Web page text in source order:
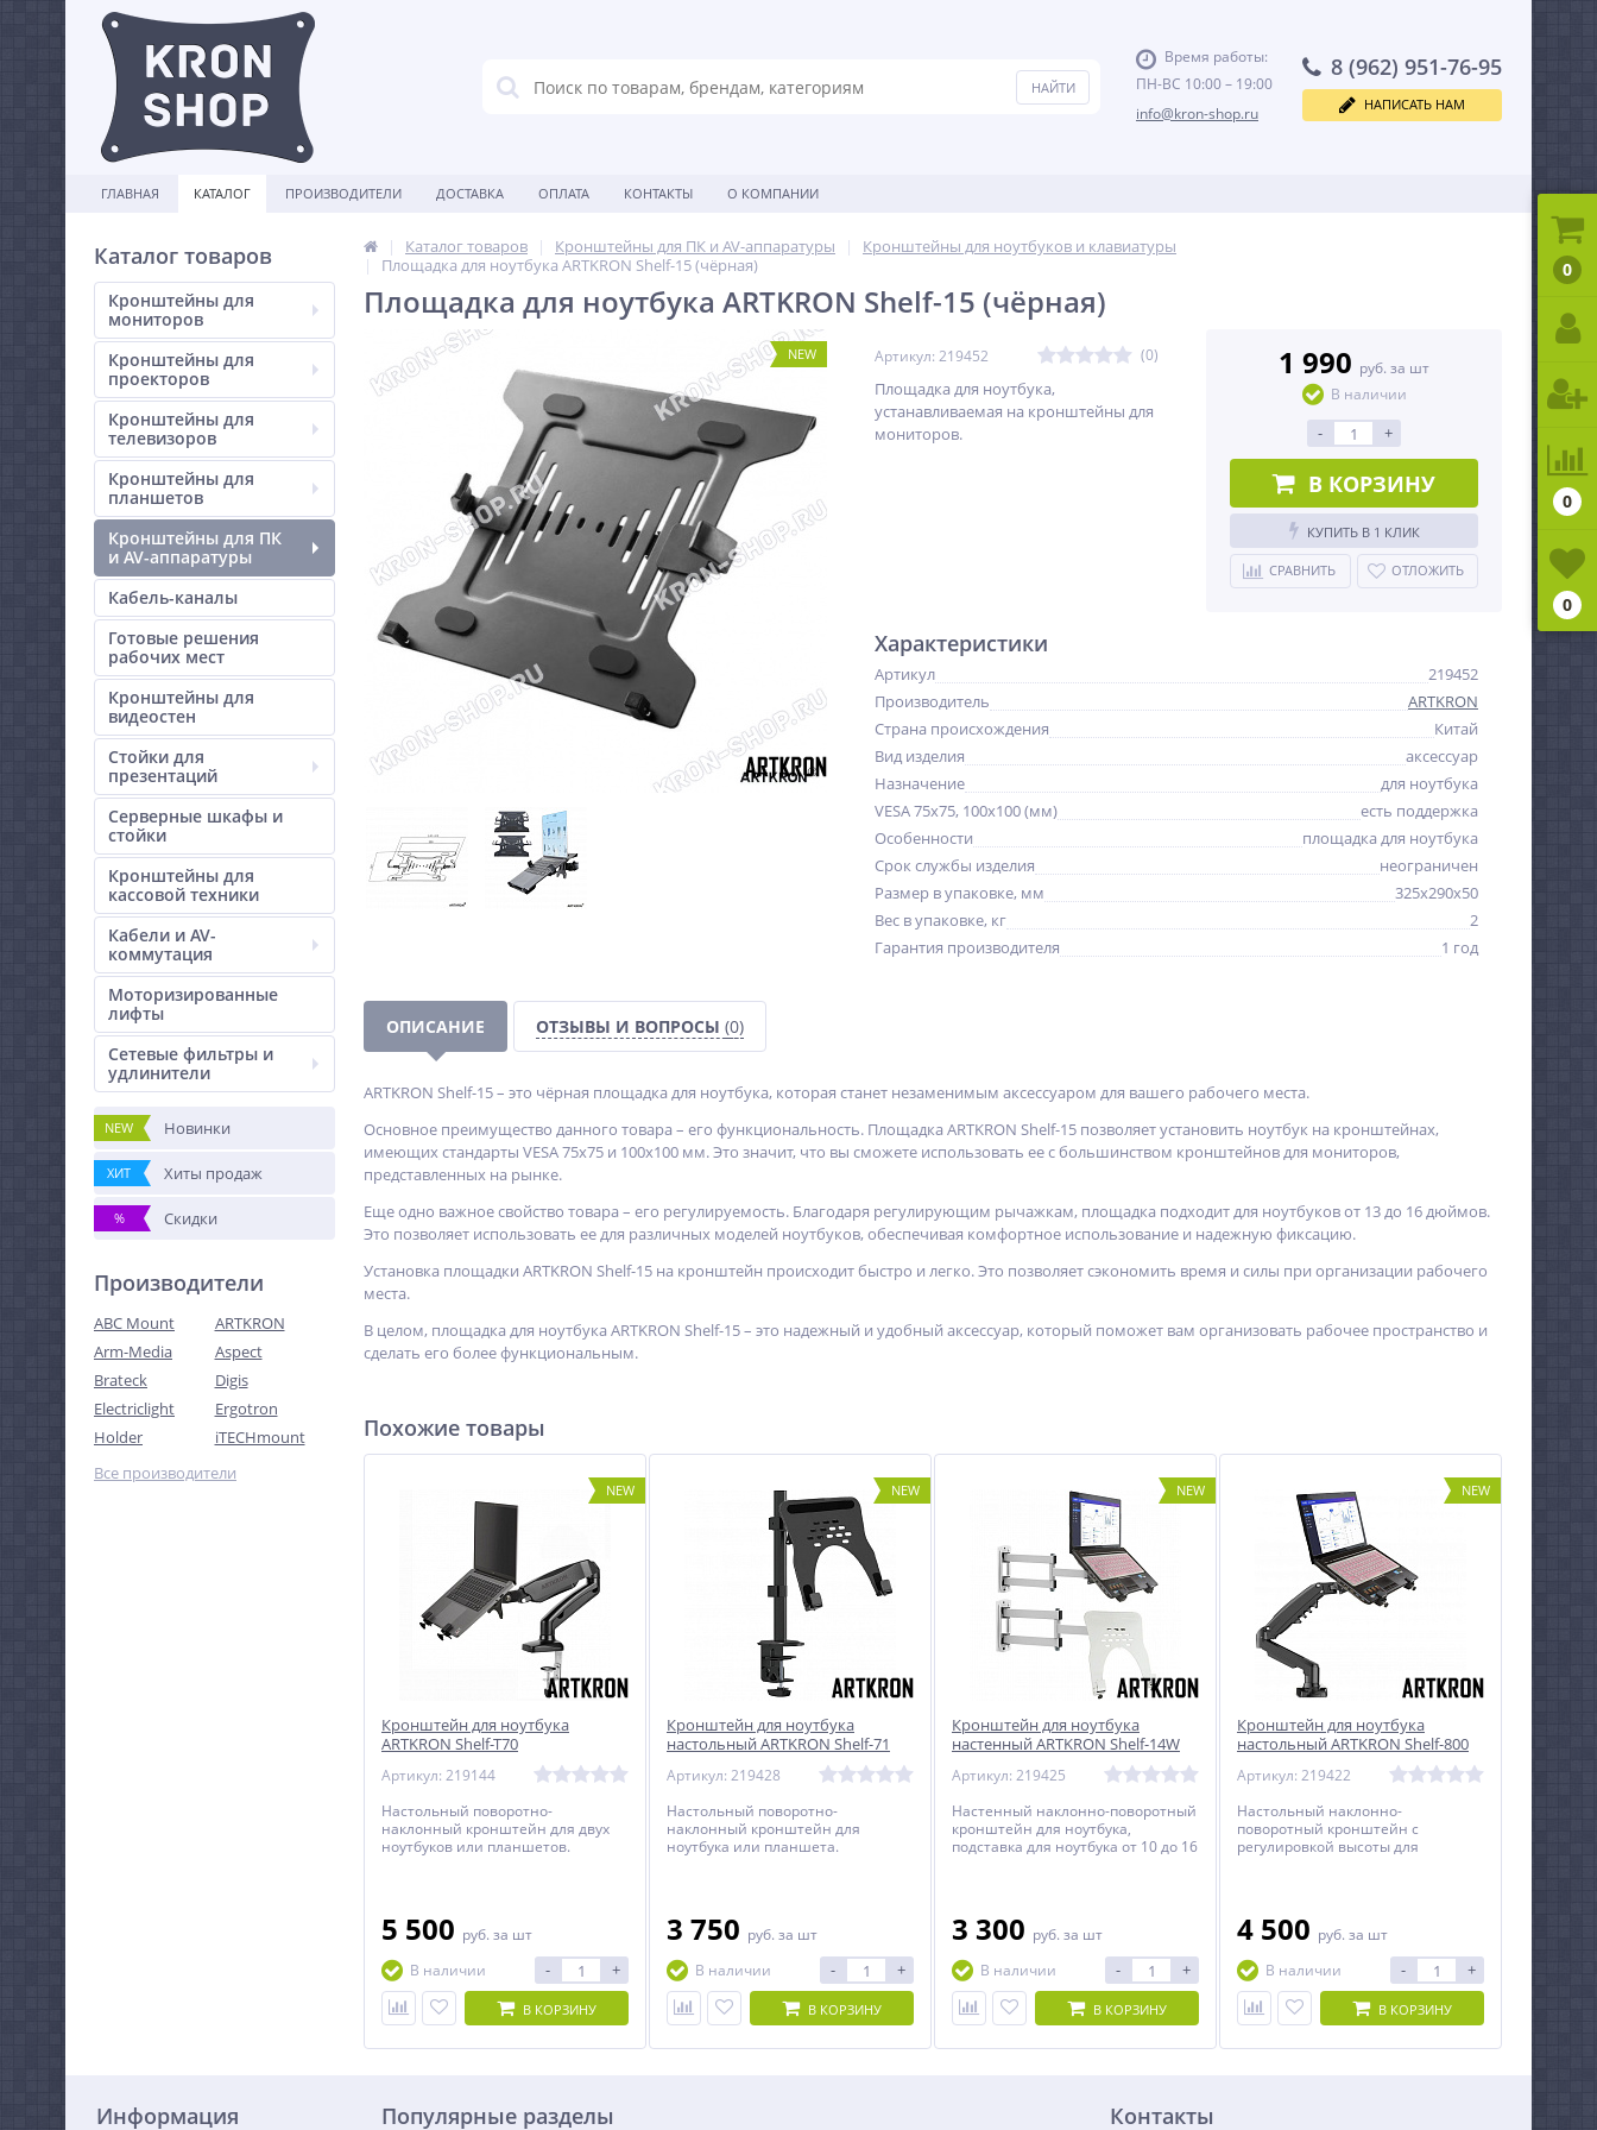
Время работы:
ПН-ВС 10:00 – 19:00
info@kron-shop.ru
8 (962) 951-76-95
НАПИСАТЬ НАМ
ГЛАВНАЯ КАТАЛОГ ПРОИЗВОДИТЕЛИ ДОСТАВКА ОПЛАТА КОНТАКТЫ О КОМПАНИИ
Каталог товаров
Кронштейны для
мониторов
Кронштейны для
проекторов
Кронштейны для
телевизоров
Кронштейны для
планшетов
Кронштейны для ПК
и AV-аппаратуры
Кабель-каналы
Готовые решения
рабочих мест
Кронштейны для
видеостен
Стойки для
презентаций
Серверные шкафы и
стойки
Кронштейны для
кассовой техники
Кабели и AV-
коммутация
Моторизированные
лифты
Сетевые фильтры и
удлинители
NEW Новинки
ХИТ Хиты продаж
% Скидки
Производители
ABC Mount
ARTKRON
Arm-Media
Aspect
Brateck
Digis
Electriclight
Ergotron
Holder
iTECHmount
Все производители
Каталог товаров Кронштейны для ПК и AV-аппаратуры
Кронштейны для ноутбуков и клавиатуры
Площадка для ноутбука ARTKRON Shelf-15 (чёрная)
Площадка для ноутбука ARTKRON Shelf-15 (чёрная)
NEW Артикул: 219452 (0)
Площадка для ноутбука,
устанавливаемая на кронштейны для
мониторов.
1 990 руб. за шт
В наличии
- +
В КОРЗИНУ
КУПИТЬ В 1 КЛИК
СРАВНИТЬ ОТЛОЖИТЬ
Характеристики
Артикул
219452
Производитель
ARTKRON
Страна происхождения
Китай
Вид изделия
аксессуар
Назначение
для ноутбука
VESA 75x75, 100x100 (мм)
есть поддержка
Особенности
площадка для ноутбука
Срок службы изделия
неограничен
Размер в упаковке, мм
325х290х50
Вес в упаковке, кг
2
Гарантия производителя
1 год
ОПИСАНИЕ ОТЗЫВЫ И ВОПРОСЫ (0)
ARTKRON Shelf-15 – это чёрная площадка для ноутбука, которая станет незаменимым аксессуаром для вашего рабочего места.
Основное преимущество данного товара – его функциональность. Площадка ARTKRON Shelf-15 позволяет установить ноутбук на кронштейнах,
имеющих стандарты VESA 75х75 и 100х100 мм. Это значит, что вы сможете использовать ее с большинством кронштейнов для мониторов,
представленных на рынке.
Еще одно важное свойство товара – его регулируемость. Благодаря регулирующим рычажкам, площадка подходит для ноутбуков от 13 до 16 дюймов.
Это позволяет использовать ее для различных моделей ноутбуков, обеспечивая комфортное использование и надежную фиксацию.
Установка площадки ARTKRON Shelf-15 на кронштейн происходит быстро и легко. Это позволяет сэкономить время и силы при организации рабочего
места.
В целом, площадка для ноутбука ARTKRON Shelf-15 – это надежный и удобный аксессуар, который поможет вам организовать рабочее пространство и
сделать его более функциональным.
Похожие товары
NEW
Кронштейн для ноутбука
ARTKRON Shelf-T70
Артикул: 219144
Настольный поворотно-
наклонный кронштейн для двух
ноутбуков или планшетов.
5 500 руб. за шт
В наличии
- +
В КОРЗИНУ
NEW
Кронштейн для ноутбука
настольный ARTKRON Shelf-71
Артикул: 219428
Настольный поворотно-
наклонный кронштейн для
ноутбука или планшета.
3 750 руб. за шт
В наличии
- +
В КОРЗИНУ
NEW
Кронштейн для ноутбука
настенный ARTKRON Shelf-14W
Артикул: 219425
Настенный наклонно-поворотный
кронштейн для ноутбука,
подставка для ноутбука от 10 до 16
3 300 руб. за шт
В наличии
- +
В КОРЗИНУ
NEW
Кронштейн для ноутбука
настольный ARTKRON Shelf-800
Артикул: 219422
Настольный наклонно-
поворотный кронштейн с
регулировкой высоты для
4 500 руб. за шт
В наличии
- +
В КОРЗИНУ
Информация Популярные разделы Контакты
0
0
0